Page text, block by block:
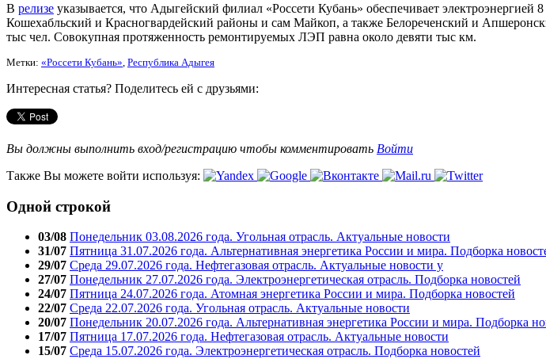
В релизе указывается, что Адыгейский филиал «Россети Кубань» обеспечивает
Кошехабльский и Красногвардейский районы и сам Майкоп, а также Белореченский и
тыс чел. Совокупная протяженность ремонтируемых ЛЭП равна около девяти тыс км.
Метки: «Россети Кубань», Республика Адыгея
Интересная статья? Поделитесь ей с друзьями:
Вы должны выполнить вход/регистрацию чтобы комментировать Войти
Также Вы можете войти используя:
Одной строкой
03/08 Понедельник 03.08.2026 года. Угольная отрасль. Актуальные новости
31/07 Пятница 31.07.2026 года. Альтернативная энергетика России и мира. Подборка
29/07 Среда 29.07.2026 года. Нефтегазовая отрасль. Актуальные новости у
27/07 Понедельник 27.07.2026 года. Электроэнергетическая отрасль. Подборка новостей
24/07 Пятница 24.07.2026 года. Атомная энергетика России и мира. Подборка новостей
22/07 Среда 22.07.2026 года. Угольная отрасль. Актуальные новости
20/07 Понедельник 20.07.2026 года. Альтернативная энергетика России и мира. Подборка
17/07 Пятница 17.07.2026 года. Нефтегазовая отрасль. Актуальные новости
15/07 Среда 15.07.2026 года. Электроэнергетическая отрасль. Подборка новостей